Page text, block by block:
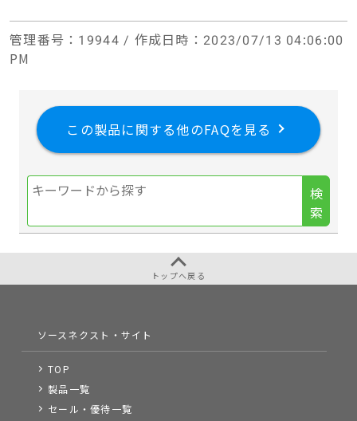
管理番号 ：19944 / 作成日時 ：2023/07/13 04:06:00
PM
この製品に関する他のFAQを見る
検
索
トップへ戻る
ソースネクスト・サイト
TOP
製品一覧
セール・優待一覧